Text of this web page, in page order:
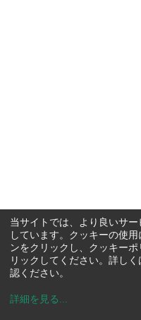
当サイトでは、より良いサ
しています。クッキーの使
ンをクリックし、クッキー
リックしてください。詳し
認ください。
詳細を見る ...